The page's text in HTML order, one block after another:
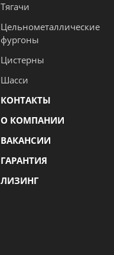
Тягачи
Цельнометаллические
фургоны
Цистерны
Шасси
КОНТАКТЫ
О КОМПАНИИ
ВАКАНСИИ
ГАРАНТИЯ
ЛИЗИНГ